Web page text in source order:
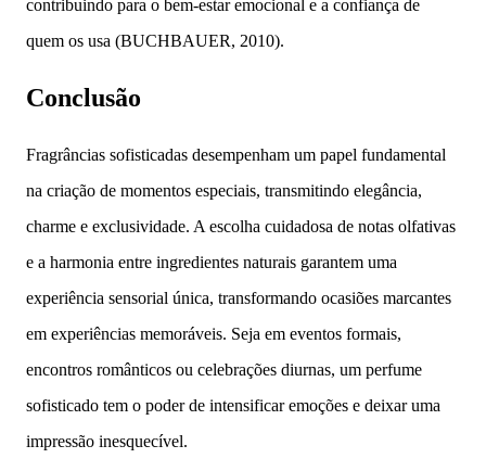
contribuindo para o bem-estar emocional e a confiança de
quem os usa (BUCHBAUER, 2010).
Conclusão
Fragrâncias sofisticadas desempenham um papel fundamental
na criação de momentos especiais, transmitindo elegância,
charme e exclusividade. A escolha cuidadosa de notas olfativas
e a harmonia entre ingredientes naturais garantem uma
experiência sensorial única, transformando ocasiões marcantes
em experiências memoráveis. Seja em eventos formais,
encontros românticos ou celebrações diurnas, um perfume
sofisticado tem o poder de intensificar emoções e deixar uma
impressão inesquecível.